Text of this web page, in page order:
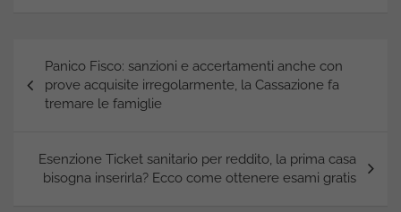
Navigazione
articoli
Panico Fisco: sanzioni e accertamenti anche con
prove acquisite irregolarmente, la Cassazione fa
tremare le famiglie
Esenzione Ticket sanitario per reddito, la prima casa
bisogna inserirla? Ecco come ottenere esami gratis